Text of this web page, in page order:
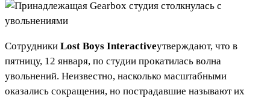
Сотрудники Lost Boys Interactiveутверждают, что в
пятницу, 12 января, по студии прокатилась волна
увольнений. Неизвестно, насколько масштабными
оказались сокращения, но пострадавшие называют их